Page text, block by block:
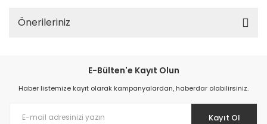
Önerileriniz
E-Bülten'e Kayıt Olun
Haber listemize kayıt olarak kampanyalardan, haberdar olabilirsiniz.
Kayıt Ol